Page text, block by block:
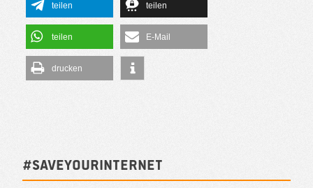
teilen teilen
teilen E-Mail
drucken
#SAVEYOURINTERNET